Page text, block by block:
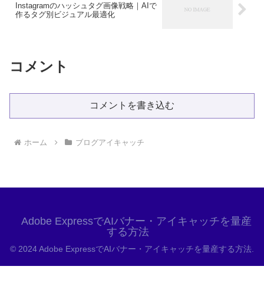
Instagramのハッシュタグ画像戦略｜AIで
作るタグ別ビジュアル最適化
コメント
コメントを書き込む
ホーム ブログアイキャッチ
Adobe ExpressでAIバナー・アイキャッチを量産
する方法
© 2024 Adobe ExpressでAIバナー・アイキャッチを量産する方法.